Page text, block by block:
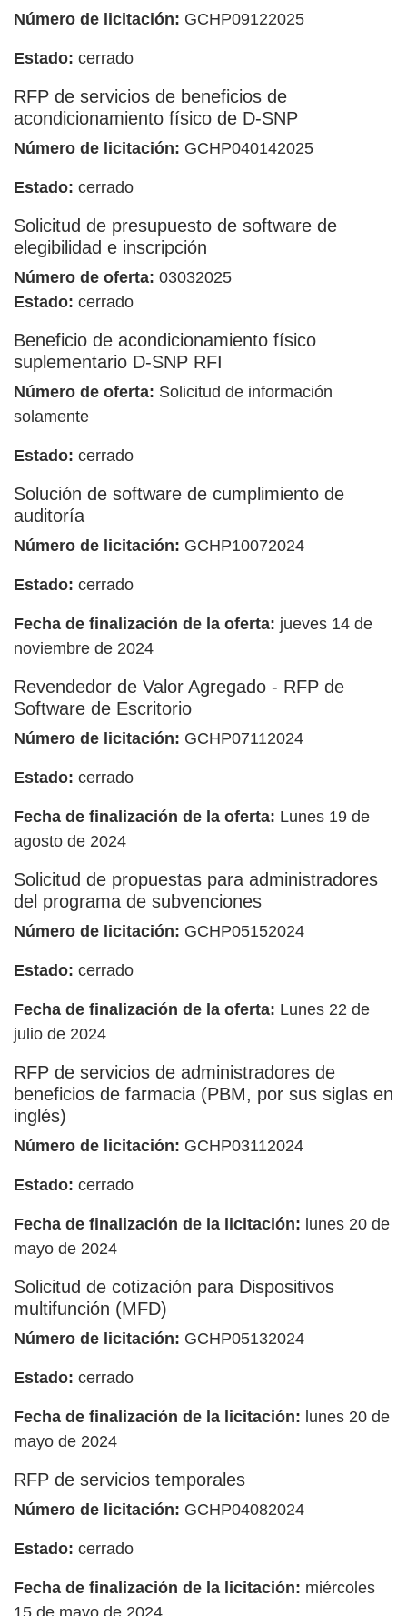
Número de licitación: GCHP09122025
Estado: cerrado
RFP de servicios de beneficios de
acondicionamiento físico de D-SNP
Número de licitación: GCHP040142025
Estado: cerrado
Solicitud de presupuesto de software de
elegibilidad e inscripción
Número de oferta: 03032025
Estado: cerrado
Beneficio de acondicionamiento físico
suplementario D-SNP RFI
Número de oferta: Solicitud de información
solamente
Estado: cerrado
Solución de software de cumplimiento de
auditoría
Número de licitación: GCHP10072024
Estado: cerrado
Fecha de finalización de la oferta: jueves 14 de
noviembre de 2024
Revendedor de Valor Agregado - RFP de
Software de Escritorio
Número de licitación: GCHP07112024
Estado: cerrado
Fecha de finalización de la oferta: Lunes 19 de
agosto de 2024
Solicitud de propuestas para administradores
del programa de subvenciones
Número de licitación: GCHP05152024
Estado: cerrado
Fecha de finalización de la oferta: Lunes 22 de
julio de 2024
RFP de servicios de administradores de
beneficios de farmacia (PBM, por sus siglas en
inglés)
Número de licitación: GCHP03112024
Estado: cerrado
Fecha de finalización de la licitación: lunes 20 de
mayo de 2024
Solicitud de cotización para Dispositivos
multifunción (MFD)
Número de licitación: GCHP05132024
Estado: cerrado
Fecha de finalización de la licitación: lunes 20 de
mayo de 2024
RFP de servicios temporales
Número de licitación: GCHP04082024
Estado: cerrado
Fecha de finalización de la licitación: miércoles
15 de mayo de 2024